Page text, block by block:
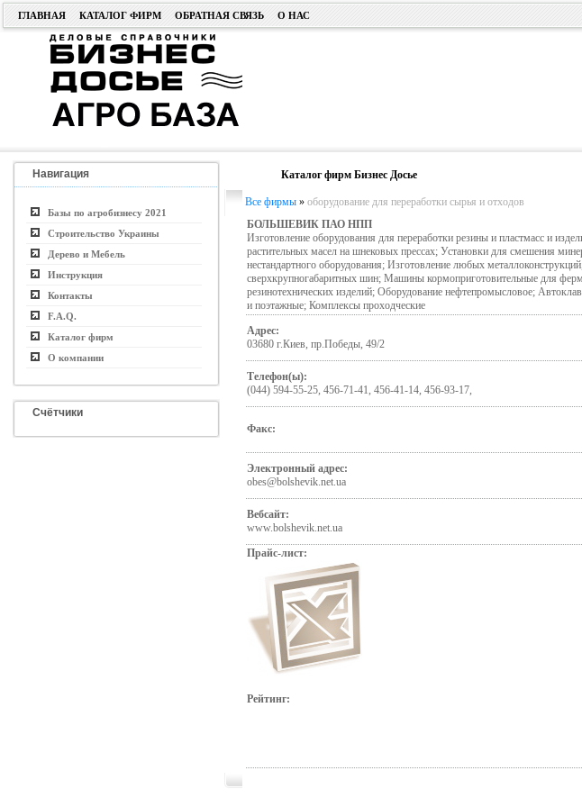
ГЛАВНАЯ КАТАЛОГ ФИРМ ОБРАТНАЯ СВЯЗЬ О НАС
Навигация
Базы по агробизнесу 2021
Строительство Украины
Дерево и Мебель
Инструкция
Контакты
F.A.Q.
Каталог фирм
О компании
Счётчики
Каталог фирм Бизнес Досье
Все фирмы» оборудование для переработки сырья и отходов
БОЛЬШЕВИК ПАО НПП
Изготовление оборудования для переработки резины и пластмасс и
растительных масел на шнековых прессах; Установки для смешения
нестандартного оборудования; Изготовление любых
сверхкрупногабаритных шин; Машины кормоприготовительные для
резинотехнических изделий; Оборудование нефтепромысловое;
и поэтажные; Комплексы проходческие
Адрес:
03680 г.Киев, пр.Победы, 49/2
Телефон(ы):
(044) 594-55-25, 456-71-41, 456-41-14, 456-93-17,
Факс:
Электронный адрес:
obes@bolshevik.net.ua
Вебсайт:
www.bolshevik.net.ua
Прайс-лист:
Рейтинг: